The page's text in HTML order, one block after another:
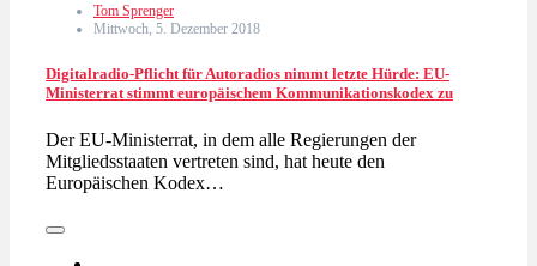
Tom Sprenger
Mittwoch, 5. Dezember 2018
Digitalradio-Pflicht für Autoradios nimmt letzte Hürde: EU-
Ministerrat stimmt europäischem Kommunikationskodex zu
Der EU-Ministerrat, in dem alle Regierungen der
Mitgliedsstaaten vertreten sind, hat heute den
Europäischen Kodex…